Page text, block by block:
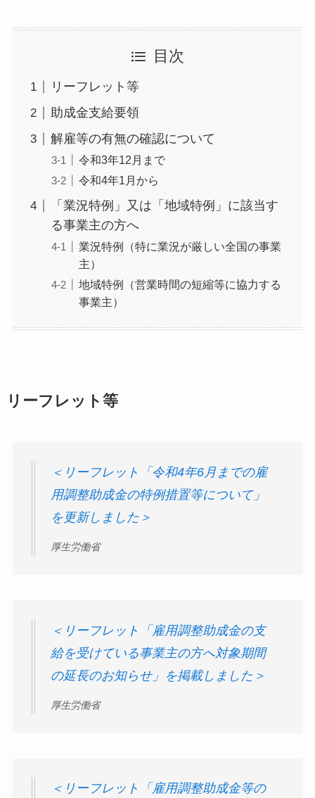
目次
リーフレット等
助成金支給要領
解雇等の有無の確認について
令和3年12月まで
令和4年1月から
「業況特例」又は「地域特例」に該当す
る事業主の方へ
業況特例（特に業況が厳しい全国の事業
主）
地域特例（営業時間の短縮等に協力する
事業主）
リーフレット等
＜リーフレット「令和4年6月までの雇
用調整助成金の特例措置等について」
を更新しました＞
厚生労働省
＜リーフレット「雇用調整助成金の支
給を受けている事業主の方へ対象期間
の延長のお知らせ」を掲載しました＞
厚生労働省
＜リーフレット「雇用調整助成金等の